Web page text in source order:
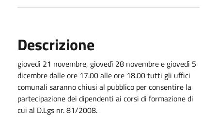
Descrizione
giovedì 21 novembre, giovedì 28 novembre e giovedì 5
dicembre dalle ore 17.00 alle ore 18.00 tutti gli uffici
comunali saranno chiusi al pubblico per consentire la
partecipazione dei dipendenti ai corsi di formazione di
cui al D.Lgs nr. 81/2008.